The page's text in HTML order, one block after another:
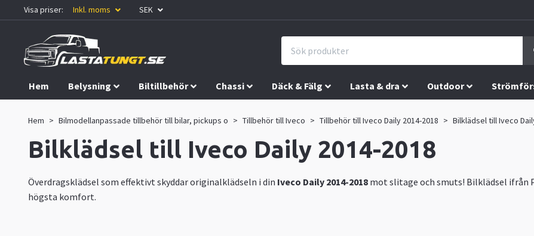
Visa priser: Inkl. moms SEK
Hem Belysning Biltillbehör Chassi Däck & Fälg Lasta & dra Outdoor
Hem Bilmodellanpassade tillbehör till bilar, pickups o Tillbehör till Iveco Tillbehör till Iveco Daily 2014-2018 Bilklädsel till Iveco
Bilklädsel till Iveco Daily 2014-2018
Överdragsklädsel som effektivt skyddar originalklädseln i din Iveco Daily 2014-2018 mot slitage och smuts! Bilklädsel ifrån
högsta komfort.